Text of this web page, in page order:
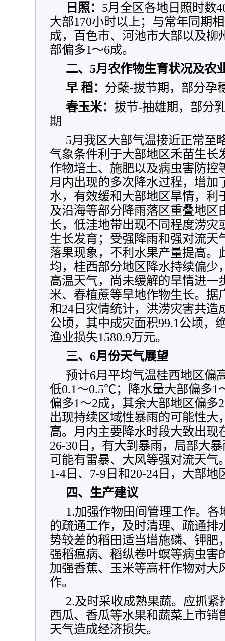
日照： 5月全区各地日照时数
大部170小时以上；与常年同期
成，百色市、河池市大部以及柳
部偏多1～6成。
二、5月农作物生育状况及农
早 稻： 分蘖-拔节期，部分孕
春玉米： 拔节-抽雄期，部分
期
5月我区大部气温接近正常至
气象条件利于大部地区禾苗生长
作物培土、施肥以及病虫害防控
月内出现的多次降水过程，增加
水，有效缓和大部地区旱情，利
及沿海等部分降雨落区重叠地区
长，低洼地带出现不同程度涝灾
生长发育；受强降雨和强对流天
落果现象，不利水果产量提高。
均，桂西部分地区降水持续偏少
高温天气，尚未缓解的旱情进一
米、春植蔗等旱地作物生长。据
和24日灾情统计，洪涝灾害共造
公顷，其中成灾面积99.1公顷，
渔业损失1580.9万元。
三、6月份天气展望
预计6月平均气温桂西地区偏
低0.1～0.5℃；降水量大部偏多1
偏多1～2成，其余大部地区偏多
出现持续区域性暴雨的可能性大
高。月内主要降水时段大致出现
26-30日，有大到暴雨，局部大
可能有雷暴、大风等强对流天气
1-4日、7-9日和20-24日，大部
四、生产建议
1.加强作物田间管理工作。
的疏通工作，及时清理、疏通排
势较差的稻田适当增施磷、钾肥
强稻瘟病、稻纵卷叶螟等病虫害
加强香蕉、玉米等高杆作物对大
作。
2.及时采收成熟果蔬。应抓
西瓜、香瓜等水果和蔬菜上市销
天气造成经济损失。